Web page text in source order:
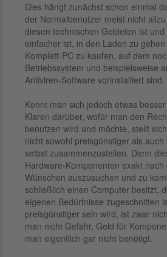
Dies hängt zunächst schon einmal
der Normalbenutzer meist nicht
diesen technischen Gebieten ist
einfacher ist, in den Laden zu
Komplett-PC zu kaufen, auf dem
Betriebssystem und beispielsweise
Antiviren-Software vorinstalliert sind.
Kennt man sich jedoch etwas
Klaren darüber, wofür man den
benutzen wird und möchte, stellt
nicht sowohl preisgünstiger als
selbst zusammenzustellen. Denn
Hardware-Komponenten exakt nach
Wünschen auszusuchen und zu
schließlich einen Computer besitzt,
eigenen Bedürfnisse zugeschnitten
preisgünstiger sein wird, ist zwar
man nicht Gefahr, Geld für
man eigentlich gar nicht benötigt.